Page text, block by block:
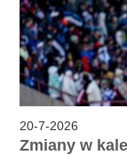
20-7-2026
Zmiany w